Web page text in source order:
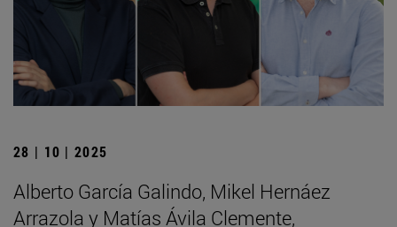
28 | 10 | 2025
Alberto García Galindo, Mikel Hernáez
Arrazola y Matías Ávila Clemente,